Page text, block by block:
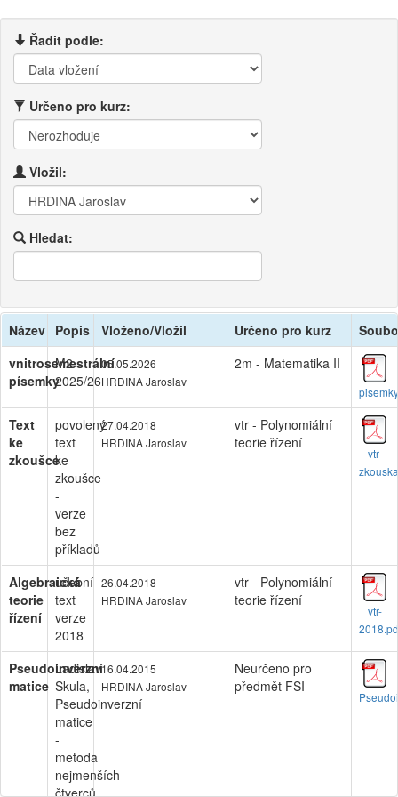
Řadit podle:
Určeno pro kurz:
Vložil:
Hledat:
Název Popis Vloženo/Vložil Určeno pro kurz
vnitrosemestrální
písemky
M2
2025/26
05.05.2026
HRDINA Jaroslav
2m - Matematika II
Text
ke
zkoušce
povolený
text
ke
zkoušce
-
verze
bez
příkladů
27.04.2018
HRDINA Jaroslav
vtr - Polynomiální
teorie řízení
vtr-
Algebraická
teorie
řízení
učební
text
verze
2018
26.04.2018
HRDINA Jaroslav
vtr - Polynomiální
teorie řízení
vtr-
Pseudoinverzní
matice
Ladislav
Skula,
Pseudoinverzní
matice
-
metoda
nejmenších
čtverců
16.04.2015
HRDINA Jaroslav
Neurčeno pro
předmět FSI